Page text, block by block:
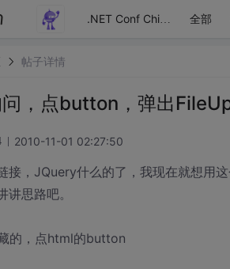
.NET Conf China 全部
帖子详情
，点button，弹出
2010-11-01 02:27:50
接，JQuery什么的了，我现在就想用这
讲思路吧。
的，点html的button